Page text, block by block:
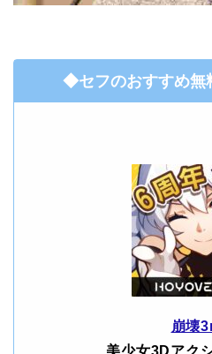
◆セフのおすすめ
崩壊
美少女3Dアク